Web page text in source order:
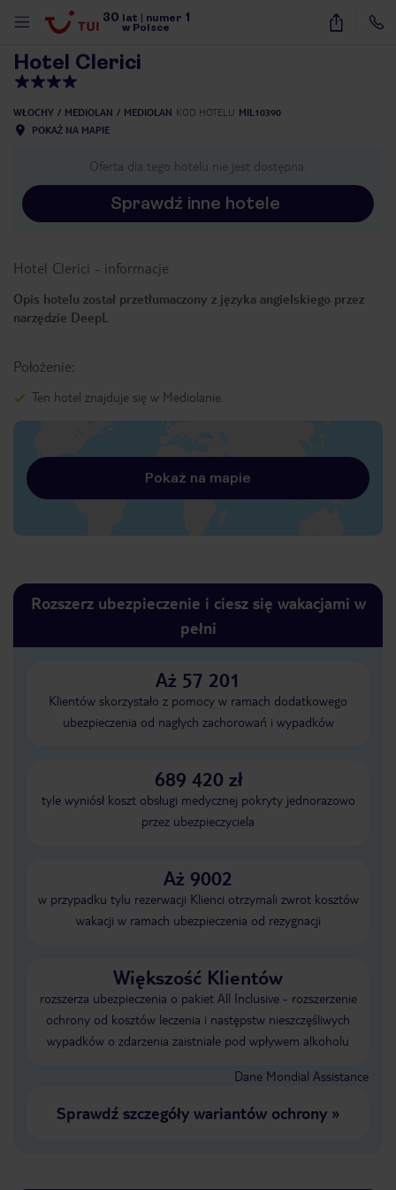
30 lat numer 1
w Polsce
20
Hotel Clerici
WŁOCHY MEDIOLAN MEDIOLAN KOD HOTELU MIL10390
POKAŻ NA MAPIE
Oferta dla tego hotelu nie jest dostępna.
Sprawdź inne hotele
Hotel Clerici - informacje
Opis hotelu został przetłumaczony z języka angielskiego przez
narzędzie DeepL
Położenie:
Ten hotel znajduje się w Mediolanie.
Pokaż na mapie
Rozszerz ubezpieczenie i ciesz się wakacjami w
pełni
Aż 57 201
Klientów skorzystało z pomocy w ramach dodatkowego
ubezpieczenia od nagłych zachorowań i wypadków
689 420 zł
tyle wyniósł koszt obsługi medycznej pokryty jednorazowo
przez ubezpieczyciela
Aż 9002
w przypadku tylu rezerwacji Klienci otrzymali zwrot kosztów
wakacji w ramach ubezpieczenia od rezygnacji
Większość Klientów
rozszerza ubezpieczenia o pakiet All Inclusive - rozszerzenie
ochrony od kosztów leczenia i następstw nieszczęśliwych
wypadków o zdarzenia zaistniałe pod wpływem alkoholu
Dane Mondial Assistance
Sprawdź szczegóły wariantów ochrony»